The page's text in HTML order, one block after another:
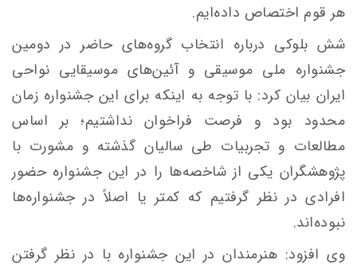
هر قوم اختصاص داده‌ایم.
شش بلوکی درباره انتخاب گروه‌های حاضر در دومین
جشنواره ملی موسیقی و آئین‌های موسیقایی نواحی
ایران بیان کرد: با توجه به اینکه برای این جشنواره زمان
محدود بود و فرصت فراخوان نداشتیم؛ بر اساس
مطالعات و تجربیات طی سالیان گذشته و مشورت با
پژوهشگران یکی از شاخصه‌ها را در این جشنواره حضور
افرادی در نظر گرفتیم که کمتر یا اصلاً در جشنواره‌ها
نبوده‌اند.
وی افزود: هنرمندان در این جشنواره با در نظر گرفتن